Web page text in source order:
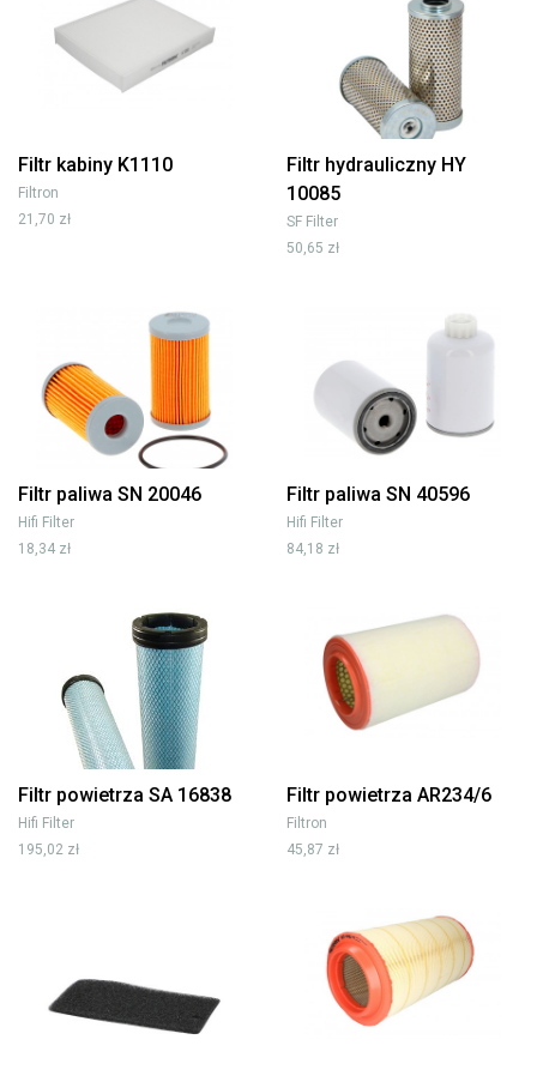
Filtr kabiny K1110
Filtron
21,70 zł
Filtr hydrauliczny HY
10085
SF Filter
50,65 zł
Filtr paliwa SN 20046
Hifi Filter
18,34 zł
Filtr paliwa SN 40596
Hifi Filter
84,18 zł
Filtr powietrza SA 16838
Hifi Filter
195,02 zł
Filtr powietrza AR234/6
Filtron
45,87 zł